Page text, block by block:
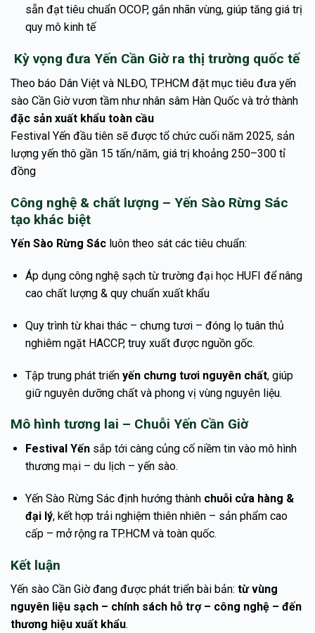
sẵn đạt tiêu chuẩn OCOP, gắn nhãn vùng, giúp tăng giá trị
quy mô kinh tế
Kỳ vọng đưa Yến Cần Giờ ra thị trường quốc tế
Theo báo Dân Việt và NLĐO, TP.HCM đặt mục tiêu đưa yến
sào Cần Giờ vươn tầm như nhân sâm Hàn Quốc và trở thành
đặc sản xuất khẩu toàn cầu
Festival Yến đầu tiên sẽ được tổ chức cuối năm 2025, sản
lượng yến thô gần 15 tấn/năm, giá trị khoảng 250–300 tỉ
đồng
Công nghệ & chất lượng – Yến Sào Rừng Sác
tạo khác biệt
Yến Sào Rừng Sác luôn theo sát các tiêu chuẩn:
Áp dụng công nghệ sạch từ trường đại học HUFI để nâng
cao chất lượng & quy chuẩn xuất khẩu
Quy trình từ khai thác – chưng tươi – đóng lọ tuân thủ
nghiêm ngặt HACCP, truy xuất được nguồn gốc.
Tập trung phát triển yến chưng tươi nguyên chất, giúp
giữ nguyên dưỡng chất và phong vị vùng nguyên liệu.
Mô hình tương lai – Chuỗi Yến Cần Giờ
Festival Yếnsắp tới càng củng cố niềm tin vào mô hình
thương mại – du lịch – yến sào.
Yến Sào Rừng Sác định hướng thành chuỗi cửa hàng &
đại lý, kết hợp trải nghiệm thiên nhiên – sản phẩm cao
cấp – mở rộng ra TP.HCM và toàn quốc.
Kết luận
Yến sào Cần Giờ đang được phát triển bài bản: từ vùng
nguyên liệu sạch – chính sách hỗ trợ – công nghệ – đến
thương hiệu xuất khẩu.